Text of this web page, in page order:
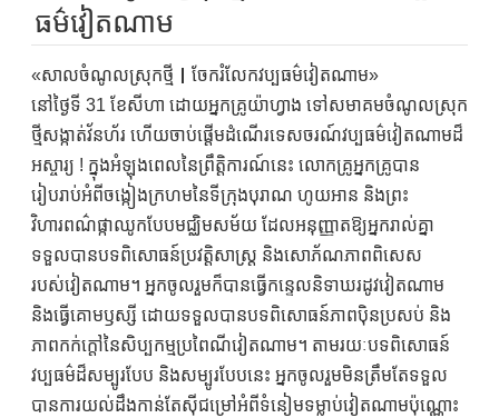
ធម៌វៀតណាម
«សាលចំណូលស្រុកថ្មី｜ចែករំលែកវប្បធម៌វៀតណាម»
នៅថ្ងៃទី 31 ខែសីហា ដោយអ្នកគ្រូយ៉ាហ្វាង ទៅសមាគមចំណូលស្រុក
ថ្មីសង្កាត់វ័នហ័រ ហើយចាប់ផ្តើមដំណើរទេសចរណ៍វប្បធម៌វៀតណាមដ៏
អស្ចារ្យ ! ក្នុងអំឡុងពេលនៃព្រឹត្តិការណ៍នេះ លោកគ្រូអ្នកគ្រូបាន
រៀបរាប់អំពីចង្កៀងក្រហមនៃទីក្រុងបុរាណ ហូយអាន និងព្រះ
វិហារពណ៌ផ្កាឈូកបែបមជ្ឈិមសម័យ ដែលអនុញ្ញាតឱ្យអ្នករាល់គ្នា
ទទួលបានបទពិសោធន៍ប្រវត្តិសាស្ត្រ និងសោភ័ណភាពពិសេស
របស់វៀតណាម។ អ្នកចូលរួមក៏បានធ្វើកន្ទេលនិទាឃរដូវវៀតណាម
និងធ្វើគោមឫស្សី ដោយទទួលបានបទពិសោធន៍ភាពប៉ិនប្រសប់ និង
ភាពកក់ក្ដៅនៃសិប្បកម្មប្រពៃណីវៀតណាម។ តាមរយៈបទពិសោធន៍
វប្បធម៌ដ៏សម្បូរបែប និងសម្បូរបែបនេះ អ្នកចូលរួមមិនត្រឹមតែទទួល
បានការយល់ដឹងកាន់តែស៊ីជម្រៅអំពីទំនៀមទម្លាប់វៀតណាមប៉ុណ្ណោះ